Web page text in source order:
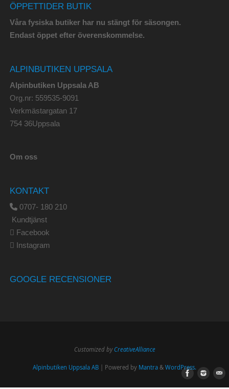
ÖPPETTIDER BUTIK
Våra fysiska butiker har nu stängt för säsongen.
Endast öppet efter överenskommelse.
ALPINBUTIKEN UPPSALA
Alpinbutiken Uppsala AB
Org.nr: 559535-9091
Verkmästargatan 17
754 36Uppsala
Om oss
KONTAKT
0707- 180 210
Kundtjänst
Facebook
Instagram
GOOGLE RECENSIONER
Customized byCreativeAlliance
Alpinbutiken Uppsala AB | Powered by Mantra & WordPress.